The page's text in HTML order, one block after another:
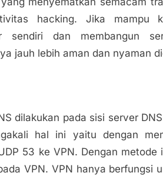
hacking. Jika mampu
sendiri dan membangun
jauh lebih aman dan nyaman
dilakukan pada sisi server
hal ini yaitu dengan
53 ke VPN. Dengan metode
VPN. VPN hanya berfungsi